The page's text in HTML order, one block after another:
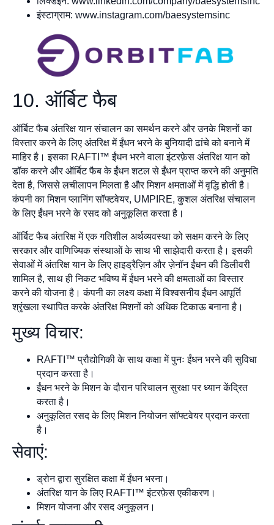
इंस्टाग्राम: www.instagram.com/baesystemsinc
10. ऑर्बिट फैब
ऑर्बिट फैब अंतरिक्ष यान संचालन का समर्थन करने और उनके मिशनों का
विस्तार करने के लिए अंतरिक्ष में ईंधन भरने के बुनियादी ढांचे को बनाने में
माहिर है। इसका RAFTI™ ईंधन भरने वाला इंटरफ़ेस अंतरिक्ष यान को
डॉक करने और ऑर्बिट फैब के ईंधन शटल से ईंधन प्राप्त करने की अनुमति
देता है, जिससे लचीलापन मिलता है और मिशन क्षमताओं में वृद्धि होती है।
कंपनी का मिशन प्लानिंग सॉफ्टवेयर, UMPIRE, कुशल अंतरिक्ष संचालन
के लिए ईंधन भरने के रसद को अनुकूलित करता है।
ऑर्बिट फैब अंतरिक्ष में एक गतिशील अर्थव्यवस्था को सक्षम करने के लिए
सरकार और वाणिज्यिक संस्थाओं के साथ भी साझेदारी करता है। इसकी
सेवाओं में अंतरिक्ष यान के लिए हाइड्रैज़िन और ज़ेनॉन ईंधन की डिलीवरी
शामिल है, साथ ही निकट भविष्य में ईंधन भरने की क्षमताओं का विस्तार
करने की योजना है। कंपनी का लक्ष्य कक्षा में विश्वसनीय ईंधन आपूर्ति
श्रृंखला स्थापित करके अंतरिक्ष मिशनों को अधिक टिकाऊ बनाना है।
मुख्य विचार:
RAFTI™ प्रौद्योगिकी के साथ कक्षा में पुनः ईंधन भरने की सुविधा
प्रदान करता है।
ईंधन भरने के मिशन के दौरान परिचालन सुरक्षा पर ध्यान केंद्रित
करता है।
अनुकूलित रसद के लिए मिशन नियोजन सॉफ्टवेयर प्रदान करता
है।
सेवाएं:
ड्रोन द्वारा सुरक्षित कक्षा में ईंधन भरना।
अंतरिक्ष यान के लिए RAFTI™ इंटरफ़ेस एकीकरण।
मिशन योजना और रसद अनुकूलन।